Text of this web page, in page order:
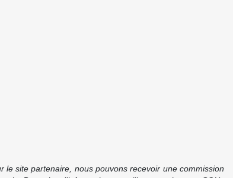
site partenaire, nous pouvons recevoir une commission